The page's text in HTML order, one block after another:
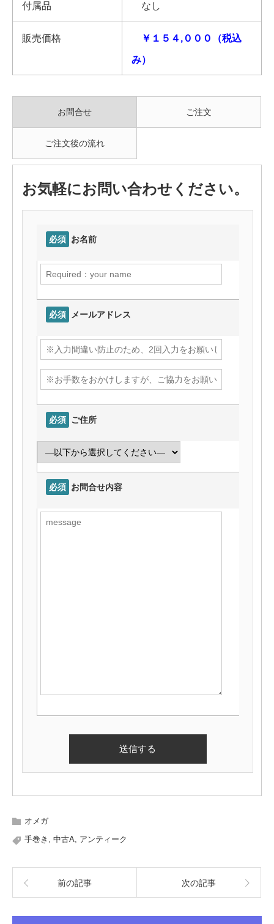
付属品 なし
販売価格 ￥１５４,０００（税込
み）
お問合せ ご注文
ご注文後の流れ
お気軽にお問い合わせください。
必須 お名前
必須 メールアドレス
必須 ご住所
必須 お問合せ内容
オメガ
手巻き , 中古A, アンティーク
前の記事 次の記事